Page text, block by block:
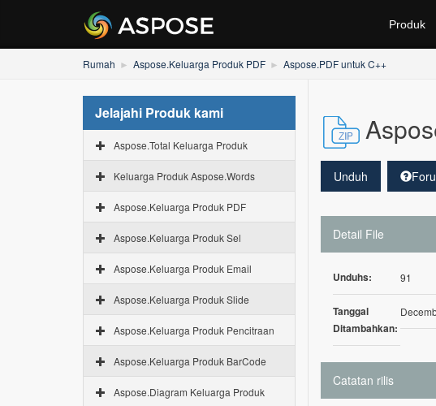
Produk
Rumah Aspose.Keluarga Produk PDF Aspose.PDF untuk C++
Jelajahi Produk kami
Aspose.Total Keluarga Produk
Keluarga Produk Aspose.Words
Aspose.Keluarga Produk PDF
Aspose.Keluarga Produk Sel
Aspose.Keluarga Produk Email
Aspose.Keluarga Produk Slide
Aspose.Keluarga Produk Pencitraan
Aspose.Keluarga Produk BarCode
Aspose.Diagram Keluarga Produk
Unduh
Detail File
Unduhs: 91
Tanggal
Ditambahkan:
Catatan rilis